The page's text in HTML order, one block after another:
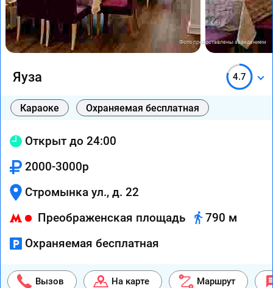
Фото предоставлены заведением
Яуза 4.7
Караоке Охраняемая бесплатная
Открыт до 24:00
2000-3000р
Стромынка ул., д. 22
Преображенская площадь
790 м
Охраняемая бесплатная
Вызов На карте Маршрут